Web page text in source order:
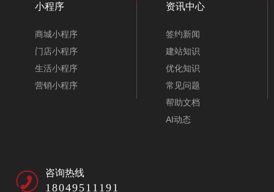
小程序
商城小程序
门店小程序
生活小程序
营销小程序
资讯中心
签约新闻
建站知识
优化知识
常见问题
帮助文档
AI动态
咨询热线
18049511191